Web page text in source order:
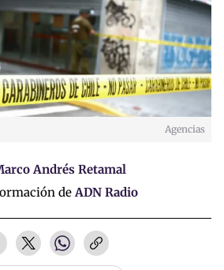
Agencias
Andrés Retamal
deADN Radio